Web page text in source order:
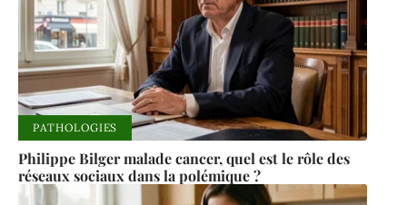
PATHOLOGIES
Philippe Bilger malade cancer, quel est le rôle des
réseaux sociaux dans la polémique ?